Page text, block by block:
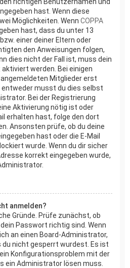
hast. Wenn diese
Möglichkeiten. Wenn COPPA
hast, dass du unter 13
einer deiner Eltern oder
den Anweisungen folgen,
dies nicht der Fall ist, muss dein
werden. Bei einigen
Mitglieder erst
musst du dies selbst
Bei der Registrierung
Aktivierung nötig ist oder
erhalten hast, folge den dort
Ansonsten prüfe, ob du deine
hast oder die E-Mail
wurde. Wenn du dir sicher
korrekt eingegeben wurde,
anmelden?
Gründe. Prüfe zunächst, ob
Passwort richtig sind. Wenn
an einen Board-Administrator,
du nicht gesperrt wurdest. Es ist
Konfigurationsproblem mit der
ein Administrator lösen muss.